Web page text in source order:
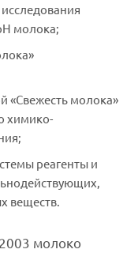
молока;
«Свежесть молока»
химико-
реагенты и
веществ.
молоко